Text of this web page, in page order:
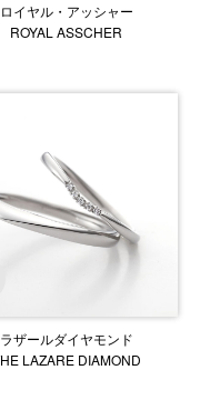
ロイヤル・アッシャー
ROYAL ASSCHER
ラザールダイヤモンド
LAZARE DIAMOND